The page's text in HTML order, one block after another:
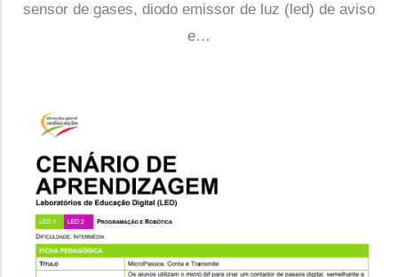
sensor de gases, diodo emissor de luz (led) de aviso
e…